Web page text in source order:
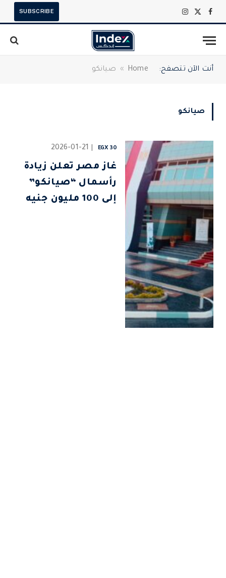
فيسبوك
X
الانستغرام
SUBSCRIBE
أنت الآن تتصفح: Home
» صيانكو
صيانكو
EGX 30
2026-01-21
غاز مصر تعلن زيادة
رأسمال “صيانكو”
إلى 100 مليون جنيه